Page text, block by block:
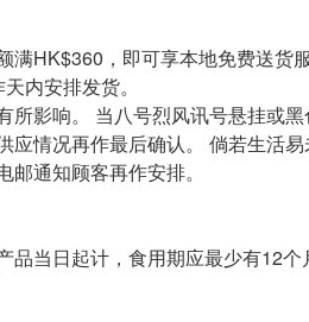
满HK$360，即可享本地免费送货
内安排发货。
所影响。 当八号烈风讯号悬挂或
应情况再作最后确认。 倘若生活
通知顾客再作安排。
当日起计，食用期应最少有12个